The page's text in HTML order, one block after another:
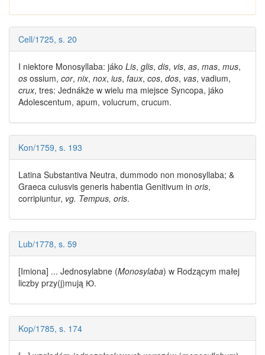
Cell/1725, s. 20
I niektore Monosyllaba: jáko Lis, glis, dis, vis, as, mas, mus,
os ossium, cor, nix, nox, ius, faux, cos, dos, vas, vadium,
crux, tres: Jednákże w wielu ma miejsce Syncopa, jáko
Adolescentum, apum, volucrum, crucum.
Kon/1759, s. 193
Latina Substantiva Neutra, dummodo non monosyllaba; &
Graeca cuiusvis generis habentia Genitivum in oris,
corripiuntur, vg. Tempus, oris.
Lub/1778, s. 59
[Imiona] ... Jednosylabne (Monosylaba) w Rodzącym małej
liczby przy(j)mują Ю.
Kop/1785, s. 174